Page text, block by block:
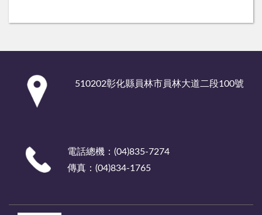
510202彰化縣員林市員林大道二段100號
電話總機：(04)835-7274
傳真：(04)834-1765